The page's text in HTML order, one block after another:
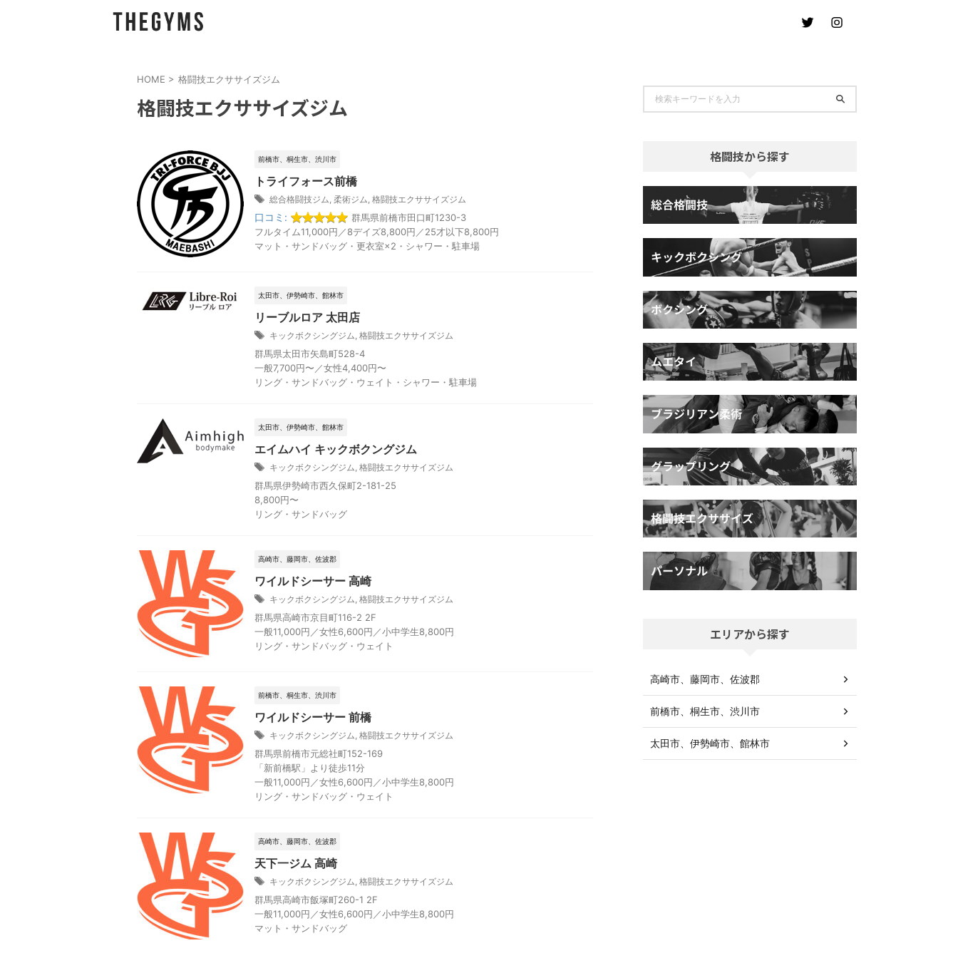
HOME > 格闘技エクササイズジム
格闘技エクササイズジム
前橋市、桐生市、渋川市
トライフォース前橋
総合格闘技ジム, 柔術ジム, 格闘技エクササイズジム
口コミ:
群馬県前橋市田口町1230-3
フルタイム11,000円／8デイズ8,800円／25才以下8,800円
マット・サンドバッグ・更衣室×2・シャワー・駐車場
太田市、伊勢崎市、館林市
リーブルロア 太田店
キックボクシングジム, 格闘技エクササイズジム
群馬県太田市矢島町528-4
一般7,700円〜／女性4,400円〜
リング・サンドバッグ・ウェイト・シャワー・駐車場
太田市、伊勢崎市、館林市
エイムハイ キックボクングジム
キックボクシングジム, 格闘技エクササイズジム
群馬県伊勢崎市西久保町2-181-25
8,800円〜
リング・サンドバッグ
高崎市、藤岡市、佐波郡
ワイルドシーサー 高崎
キックボクシングジム, 格闘技エクササイズジム
群馬県高崎市京目町116-2 2F
一般11,000円／女性6,600円／小中学生8,800円
リング・サンドバッグ・ウェイト
前橋市、桐生市、渋川市
ワイルドシーサー 前橋
キックボクシングジム, 格闘技エクササイズジム
群馬県前橋市元総社町152-169
「新前橋駅」より徒歩11分
一般11,000円／女性6,600円／小中学生8,800円
リング・サンドバッグ・ウェイト
高崎市、藤岡市、佐波郡
天下一ジム 高崎
キックボクシングジム, 格闘技エクササイズジム
群馬県高崎市飯塚町260-1 2F
一般11,000円／女性6,600円／小中学生8,800円
マット・サンドバッグ
格闘技から探す
エリアから探す
高崎市、藤岡市、佐波郡
前橋市、桐生市、渋川市
太田市、伊勢崎市、館林市